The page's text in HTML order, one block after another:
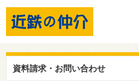
資料請求・お問い合わせ